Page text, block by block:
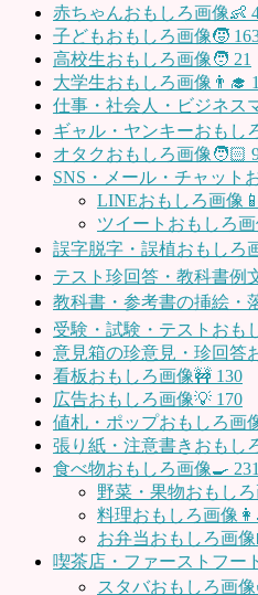
赤ちゃんおもしろ画像👶
子どもおもしろ画像🧒
高校生おもしろ画像🧑 21
大学生おもしろ画像👨‍🎓
仕事・社会人・ビジネス
ギャル・ヤンキーおもし
オタクおもしろ画像🧑🏻
SNS・メール・チャット
LINEおもしろ画像📱
ツイートおもしろ
誤字脱字・誤植おもしろ
テスト珍回答・教科書例
教科書・参考書の挿絵
受験・試験・テストおも
意見箱の珍意見・珍回答
看板おもしろ画像🚧 130
広告おもしろ画像💡 170
値札・ポップおもしろ画
張り紙・注意書きおもし
食べ物おもしろ画像🍳 231
野菜・果物おもし
料理おもしろ画像
お弁当おもしろ画像
喫茶店・ファーストフー
スタバおもしろ画像